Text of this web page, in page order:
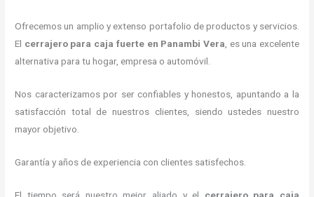
Ofrecemos un amplio y extenso portafolio de productos y servicios.
El cerrajero para caja fuerteen Panambi Vera, es una excelente
alternativa para tu hogar, empresa o automóvil.
Nos caracterizamos por ser confiables y honestos, apuntando a la
satisfacción total de nuestros clientes, siendo ustedes nuestro
mayor objetivo.
Garantía y años de experiencia con clientes satisfechos.